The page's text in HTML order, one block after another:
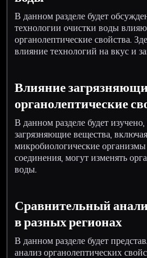
В данном разделе будет
технологии очистки воды
органолептические свойства.
влияние технологий на вкус и
Влияние
органолептические
В данном разделе будет
загрязняющие вещества,
микробиологические
соединения, могут изменять
воды.
Сравнительный
в разных регионах
В данном разделе будет
анализ органолептических